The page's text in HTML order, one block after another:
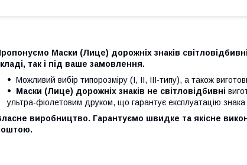
Маски (Лице) дорожніх знаків
так і під ваше замовлення.
Можливий вибір типорозміру (І, ІІ, ІІІ-типу), а також
Маски (Лице) дорожніх знаків не світловідбивні
ультра-фіолетовим друком, що гарантує експлуатацію знака
виробництво. Гарантуємо швидке та якісне